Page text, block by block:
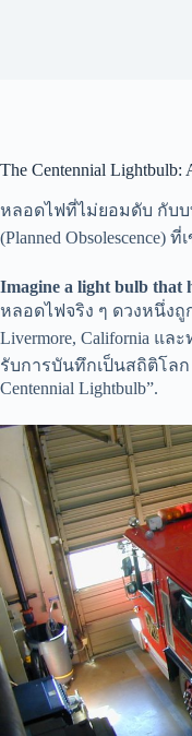
The Centennial Lightbulb:
หลอดไฟที่ไม่ยอมดับ กับบ
(Planned Obsolescence)
Imagine a light bulb that
หลอดไฟจริง ๆ ดวงหนึ่งถู
Livermore, California แ
รับการบันทึกเป็นสถิติโลก
Centennial Lightbulb”.